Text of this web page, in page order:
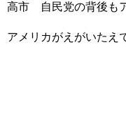
高市 自民党の背後も
アメリカがえがいたえ